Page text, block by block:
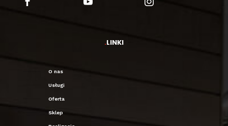
.LINKI
O nas
Usługi
Oferta
Sklep